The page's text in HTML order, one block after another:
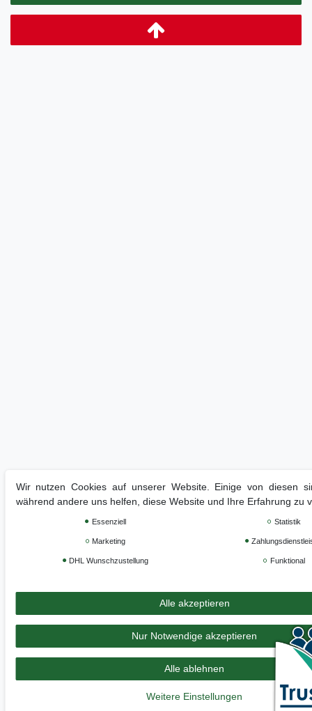
Wir nutzen Cookies auf unserer Website. Einige von diesen
während andere uns helfen, diese Website und Ihre Erfahrung zu
Essenziell Statistik
Marketing
DHL Wunschzustellung Funktional
Alle akzeptieren
Nur Notwendige akzeptieren
Alle ablehnen
Weitere Einstellungen